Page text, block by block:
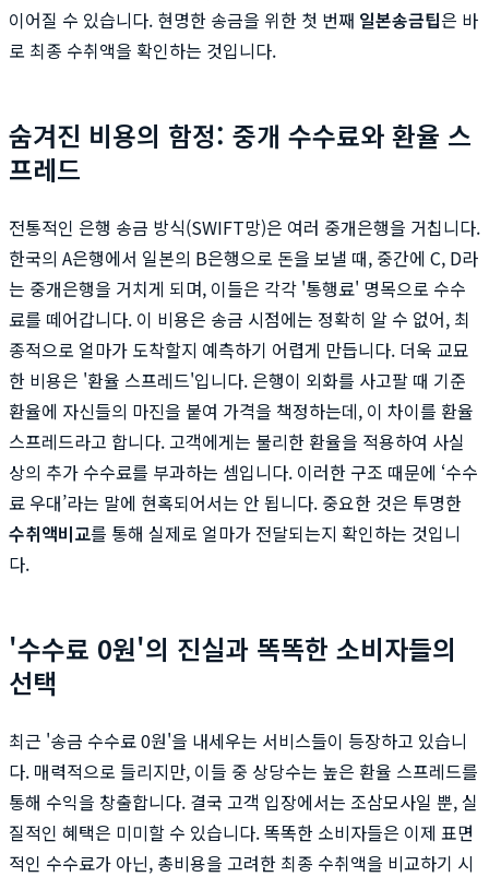
이어질 수 있습니다. 현명한 송금을 위한 첫 번째 일본송금팁은 바
로 최종 수취액을 확인하는 것입니다.
숨겨진 비용의 함정: 중개 수수료와 환율 스
프레드
전통적인 은행 송금 방식(SWIFT망)은 여러 중개은행을 거칩니다.
한국의 A은행에서 일본의 B은행으로 돈을 보낼 때, 중간에 C, D라
는 중개은행을 거치게 되며, 이들은 각각 '통행료' 명목으로 수수
료를 떼어갑니다. 이 비용은 송금 시점에는 정확히 알 수 없어, 최
종적으로 얼마가 도착할지 예측하기 어렵게 만듭니다. 더욱 교묘
한 비용은 '환율 스프레드'입니다. 은행이 외화를 사고팔 때 기준
환율에 자신들의 마진을 붙여 가격을 책정하는데, 이 차이를 환율
스프레드라고 합니다. 고객에게는 불리한 환율을 적용하여 사실
상의 추가 수수료를 부과하는 셈입니다. 이러한 구조 때문에 ‘수수
료 우대’라는 말에 현혹되어서는 안 됩니다. 중요한 것은 투명한
수취액비교를 통해 실제로 얼마가 전달되는지 확인하는 것입니
다.
'수수료 0원'의 진실과 똑똑한 소비자들의
선택
최근 '송금 수수료 0원'을 내세우는 서비스들이 등장하고 있습니
다. 매력적으로 들리지만, 이들 중 상당수는 높은 환율 스프레드를
통해 수익을 창출합니다. 결국 고객 입장에서는 조삼모사일 뿐, 실
질적인 혜택은 미미할 수 있습니다. 똑똑한 소비자들은 이제 표면
적인 수수료가 아닌, 총비용을 고려한 최종 수취액을 비교하기 시